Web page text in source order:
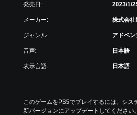
発売日: 2023/1/
メーカー: 株式会
ジャンル: アドベ
音声: 日本語
表示言語: 日本語
このゲームをPS5でプレイするには、シス
新バージョンにアップデートしてください